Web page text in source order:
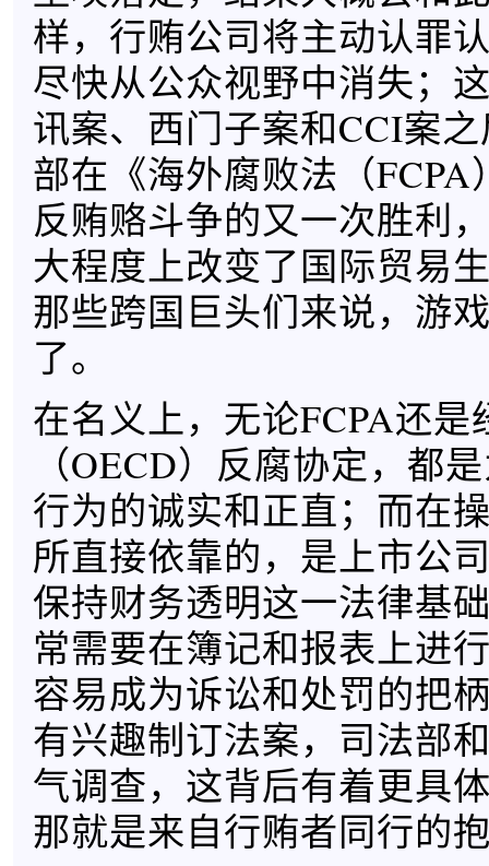
样，行贿公司将主动认罪
尽快从公众视野中消失；
讯案、西门子案和CCI案
部在《海外腐败法（FCPA
反贿赂斗争的又一次胜利
大程度上改变了国际贸易
那些跨国巨头们来说，游
了。
在名义上，无论FCPA还是
（OECD）反腐协定，都
行为的诚实和正直；而在
所直接依靠的，是上市公
保持财务透明这一法律基
常需要在簿记和报表上进
容易成为诉讼和处罚的把
有兴趣制订法案，司法部
气调查，这背后有着更具
那就是来自行贿者同行的